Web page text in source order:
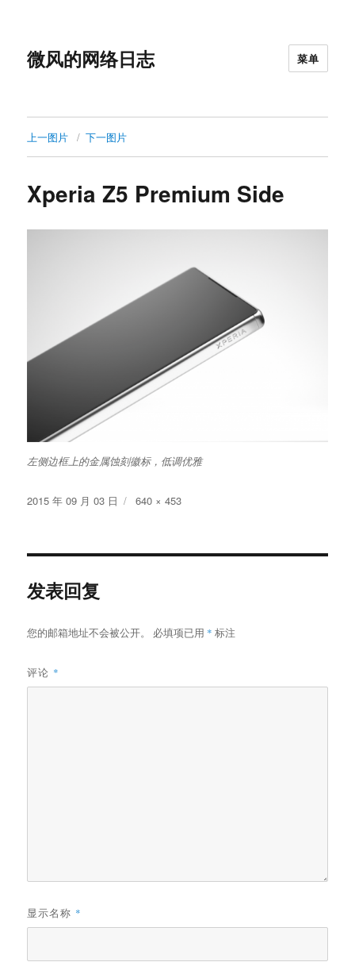
微风的网络日志 菜单
上一图片 下一图片
Xperia Z5 Premium Side
左侧边框上的金属蚀刻徽标，低调优雅
发
2015 年 09 月 03 日
原
寸
640 × 453
发表回复
您的邮箱地址不会被公开。 必填项已用 * 标注
评论 *
显示名称 *